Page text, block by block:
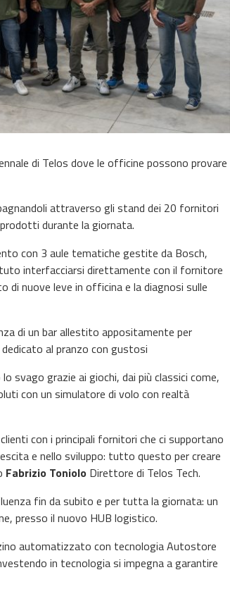
di Telos dove le officine possono provare
attraverso gli stand dei 20 fornitori
durante la giornata.
con 3 aule tematiche gestite da Bosch,
interfacciarsi direttamente con il fornitore
di nuove leve in officina e la diagnosi sulle
di un bar allestito appositamente per
al pranzo con gustosi
svago grazie ai giochi, dai più classici come,
con un simulatore di volo con realtà
con i principali fornitori che ci supportano
e nello sviluppo: tutto questo per creare
Fabrizio Toniolo Direttore di Telos Tech.
fin da subito e per tutta la giornata: un
presso il nuovo HUB logistico.
automatizzato con tecnologia Autostore
in tecnologia si impegna a garantire